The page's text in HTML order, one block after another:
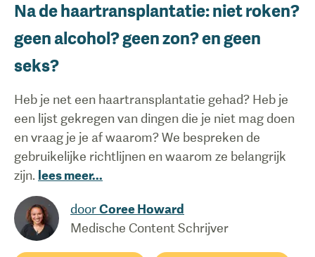
Na de haartransplantatie: niet roken?
geen alcohol? geen zon? en geen
seks?
Heb je net een haartransplantatie gehad? Heb je
een lijst gekregen van dingen die je niet mag doen
en vraag je je af waarom? We bespreken de
gebruikelijke richtlijnen en waarom ze belangrijk
zijn. lees meer...
doorCoree Howard
Medische Content Schrijver